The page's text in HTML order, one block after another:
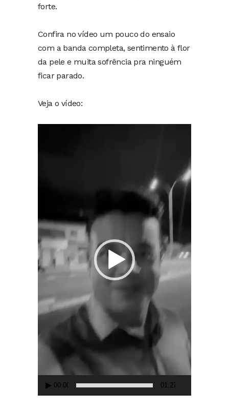
forte.
Confira no vídeo um pouco do ensaio
com a banda completa, sentimento à flor
da pele e muita sofrência pra ninguém
ficar parado.
Veja o vídeo:
00:00 01:27